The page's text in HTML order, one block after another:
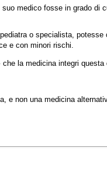
medico fosse in grado di
o specialista, potesse
e con minori rischi.
la medicina integri
e non una medicina